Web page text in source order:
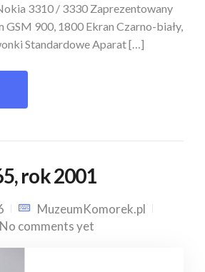
3310 / 3330 Zaprezentowany
GSM 900, 1800 Ekran Czarno-biały,
Standardowe Aparat […]
rok 2001
MuzeumKomorek.pl
No comments yet